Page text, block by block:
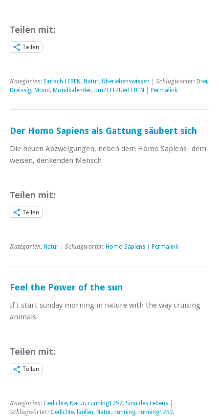
Teilen mit:
Teilen
Kategorien: Einfach LEBEN, Natur, Überlebenswissen | Schlagwörter: Drei,
Dreissig, Mond, Mondkalender, umZEITZUerLEBEN Permalink
Der Homo Sapiens als Gattung säubert sich
Die neuen Abzweigungen, neben dem Homo Sapiens- dem
weisen, denkenden Mensch
Teilen mit:
Teilen
Kategorien: Natur | Schlagwörter: Homo Sapiens Permalink
Feel the Power of the sun
If I start sunday morning in nature with the way cruising
animals
Teilen mit:
Teilen
Kategorien: Gedichte, Natur, running1252, Sinn des Lebens
Schlagwörter: Gedichte, laufen, Natur, running, running1252,